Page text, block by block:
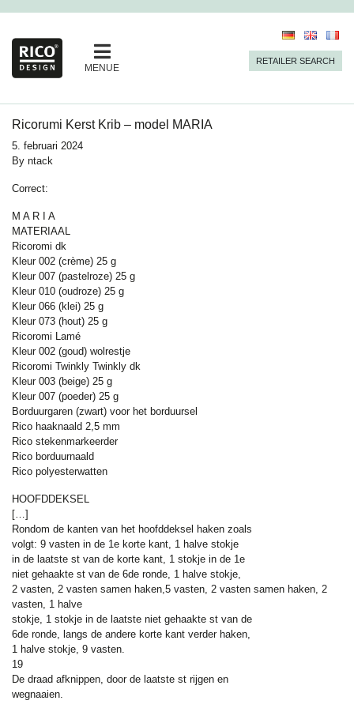
MENUE
RETAILER SEARCH
Ricorumi Kerst Krib – model MARIA
5. februari 2024
By ntack
Correct:
M A R I A
MATERIAAL
Ricoromi dk
Kleur 002 (crème) 25 g
Kleur 007 (pastelroze) 25 g
Kleur 010 (oudroze) 25 g
Kleur 066 (klei) 25 g
Kleur 073 (hout) 25 g
Ricoromi Lamé
Kleur 002 (goud) wolrestje
Ricoromi Twinkly Twinkly dk
Kleur 003 (beige) 25 g
Kleur 007 (poeder) 25 g
Borduurgaren (zwart) voor het borduursel
Rico haaknaald 2,5 mm
Rico stekenmarkeerder
Rico borduurnaald
Rico polyesterwatten
HOOFDDEKSEL
[…]
Rondom de kanten van het hoofddeksel haken zoals
volgt: 9 vasten in de 1e korte kant, 1 halve stokje
in de laatste st van de korte kant, 1 stokje in de 1e
niet gehaakte st van de 6de ronde, 1 halve stokje,
2 vasten, 2 vasten samen haken,5 vasten, 2 vasten samen haken, 2
vasten, 1 halve
stokje, 1 stokje in de laatste niet gehaakte st van de
6de ronde, langs de andere korte kant verder haken,
1 halve stokje, 9 vasten.
19
De draad afknippen, door de laatste st rijgen en
wegnaaien.